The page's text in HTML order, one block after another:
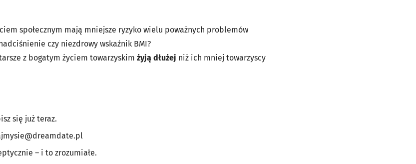
społecznym mają mniejsze ryzyko wielu poważnych problemów
czy niezdrowy wskaźnik BMI?
z bogatym życiem towarzyskim żyją dłużej niż ich mniej towarzyscy
się już teraz.
– i to zrozumiałe.